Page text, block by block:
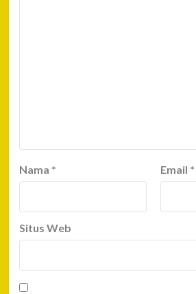
Nama * Email *
Situs Web